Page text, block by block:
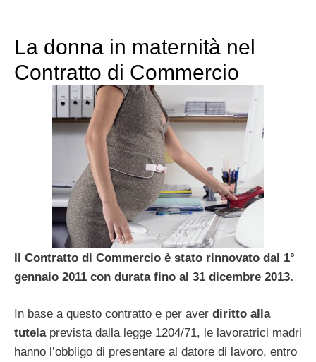
La donna in maternità nel
Contratto di Commercio
Il Contratto di Commercio è stato rinnovato dal 1°
gennaio 2011 con durata fino al 31 dicembre 2013.
In base a questo contratto e per aver diritto alla
tutelaprevista dalla legge 1204/71, le lavoratrici madri
hanno l’obbligo di presentare al datore di lavoro, entro